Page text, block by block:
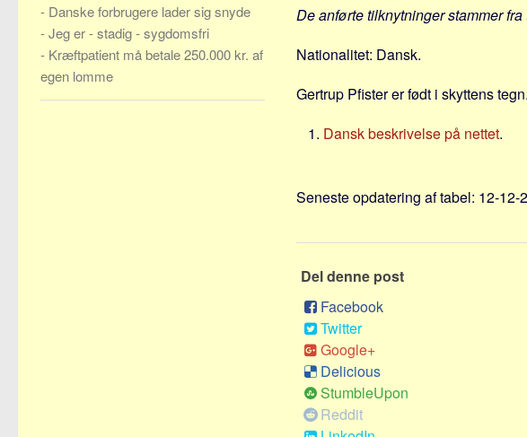
De anførte tilknytninger stammer
Nationalitet: Dansk.
Gertrup Pfister er født i skyttens tegn.
Dansk beskrivelse på nettet.
Seneste opdatering af tabel: 12-12-
Del denne post
Facebook
Twitter
Google+
Delicious
StumbleUpon
Reddit
- Danske forbrugere lader sig snyde
-Jeg er - stadig - sygdomsfri
- Kræftpatient må betale 250.000 kr. af
egen lomme